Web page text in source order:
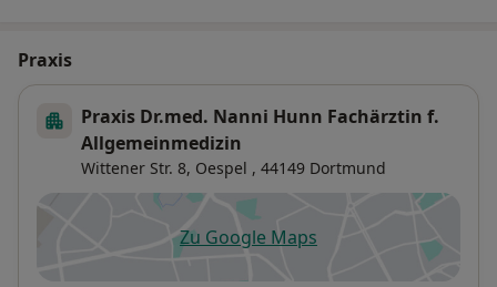
Praxis
Praxis Dr.med. Nanni Hunn Fachärztin f.
Allgemeinmedizin
Wittener Str. 8, Oespel , 44149 Dortmund
Zu Google Mapsöffnet in einer neuen